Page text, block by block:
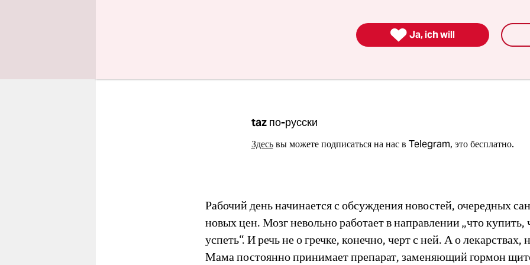
Впрочем, сахар уже тоже сложно найти.И соль. Других
полках полно, на ценники лучше не смотреть. Кажется, их
taz по-русски
Здесьвы можете подписаться на нас в Telegram, это бесплатно.
Рабочий день начинается с обсуждения новостей, очередных
новых цен. Мозг невольно работает в направлении „что купить,
успеть“. И речь не о гречке, конечно, черт с ней. А о лекарствах,
Мама постоянно принимает препарат, заменяющий гормон
 Ja, ich will